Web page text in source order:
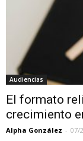
Audiencias
El formato
crecimiento
Alpha González - 07/